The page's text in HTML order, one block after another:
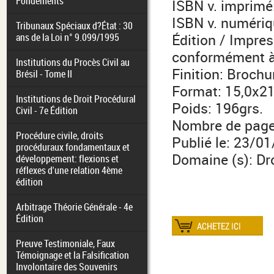
Tribunaux Spéciaux d?État : 30
ans de la Loi n° 9.099/1995
Institutions du Procès Civil au
Brésil - Tome II
Institutions de Droit Procédural
Civil - 7e Édition
Procédure civile, droits
procéduraux fondamentaux et
développement: flexions et
réflexes d'une relation 4ème
édition
Arbitrage Théorie Générale - 4e
Édition
Preuve Testimoniale, Faux
Témoignage et la Falsification
Involontaire des Souvenirs
ISBN v.
ISBN v.
Édition /
conformément
Finition:
Format:
Poids: 196grs.
Nombre de
Publié le: 23/
Domaine (s):